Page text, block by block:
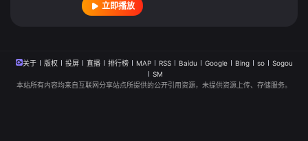
立即播放
关于 版权 投屏 直播 排行榜 MAP RSS Baidu Google Bing so
Sogou
SM
本站所有内容均来自互联网分享站点所提供的公开引用资源，未提供资源上传、存储服务。